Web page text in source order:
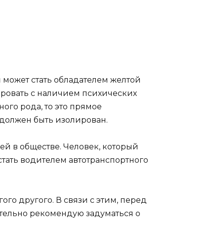
стать обладателем желтой
с наличием психических
рода, то это прямое
должен быть изолирован.
в обществе. Человек, который
водителем автотранспортного
другого. В связи с этим, перед
рекомендую задуматься о